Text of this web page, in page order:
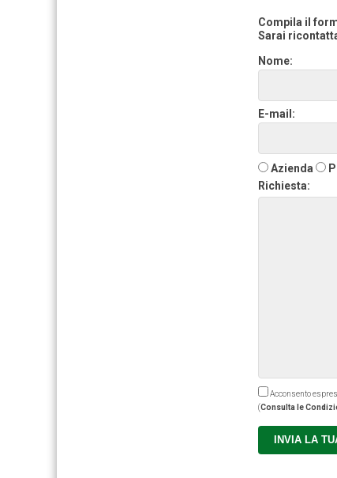
Compila il
Sarai
Nome:
E-mail:
Azienda
Richiesta:
Acconsento
(Consulta le
INVIA LA